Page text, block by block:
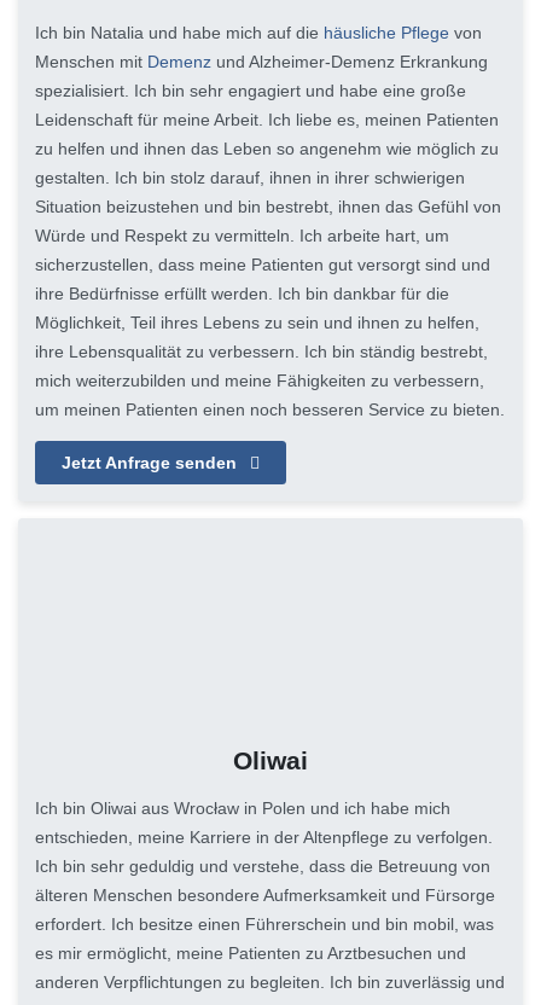
Ich bin Natalia und habe mich auf die häusliche Pflege von
Menschen mit Demenz und Alzheimer-Demenz Erkrankung
spezialisiert. Ich bin sehr engagiert und habe eine große
Leidenschaft für meine Arbeit. Ich liebe es, meinen Patienten
zu helfen und ihnen das Leben so angenehm wie möglich zu
gestalten. Ich bin stolz darauf, ihnen in ihrer schwierigen
Situation beizustehen und bin bestrebt, ihnen das Gefühl von
Würde und Respekt zu vermitteln. Ich arbeite hart, um
sicherzustellen, dass meine Patienten gut versorgt sind und
ihre Bedürfnisse erfüllt werden. Ich bin dankbar für die
Möglichkeit, Teil ihres Lebens zu sein und ihnen zu helfen,
ihre Lebensqualität zu verbessern. Ich bin ständig bestrebt,
mich weiterzubilden und meine Fähigkeiten zu verbessern,
um meinen Patienten einen noch besseren Service zu bieten.
Jetzt Anfrage senden
Oliwai
Ich bin Oliwai aus Wrocław in Polen und ich habe mich
entschieden, meine Karriere in der Altenpflege zu verfolgen.
Ich bin sehr geduldig und verstehe, dass die Betreuung von
älteren Menschen besondere Aufmerksamkeit und Fürsorge
erfordert. Ich besitze einen Führerschein und bin mobil, was
es mir ermöglicht, meine Patienten zu Arztbesuchen und
anderen Verpflichtungen zu begleiten. Ich bin zuverlässig und